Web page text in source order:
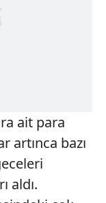
ait para
artınca bazı
aldı.